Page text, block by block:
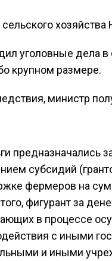
уголовные дела в
крупном размере.
министр
предназначались
субсидий
фермеров на
фигурант за
в процессе
с иными
и иными